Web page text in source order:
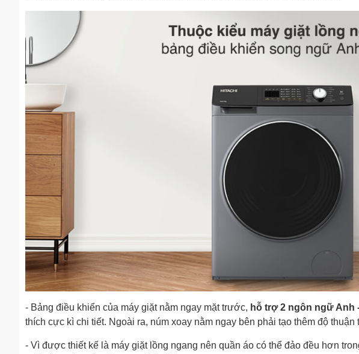
- Bảng điều khiển của máy giặt nằm ngay mặt trước, hỗ trợ 2 ngôn ngữ Anh
thích cực kì chi tiết. Ngoài ra, núm xoay nằm ngay bên phải tạo thêm độ
- Vì được thiết kế là máy giặt lồng ngang nên quần áo có thể đảo đều hơn